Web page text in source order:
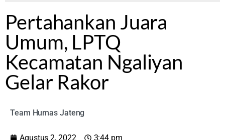
Pertahankan Juara
Umum, LPTQ
Kecamatan Ngaliyan
Gelar Rakor
Team Humas Jateng
Agustus 2, 2022 3:44 pm